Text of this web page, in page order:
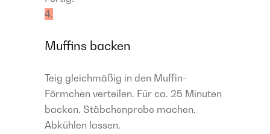
4.
Muffins backen
Teig gleichmäßig in den Muffin-
Förmchen verteilen. Für ca. 25 Minuten
backen. Stäbchenprobe machen.
Abkühlen lassen.